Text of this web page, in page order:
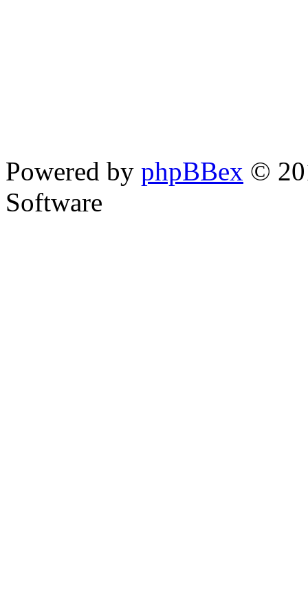
Powered by phpBBex ©
Software